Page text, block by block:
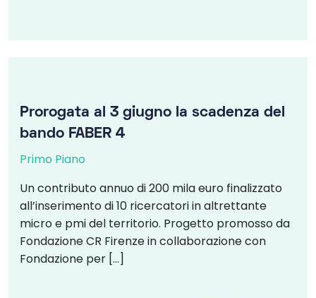
Prorogata al 3 giugno la scadenza del
bando FABER 4
Primo Piano
Un contributo annuo di 200 mila euro finalizzato
all’inserimento di 10 ricercatori in altrettante
micro e pmi del territorio. Progetto promosso da
Fondazione CR Firenze in collaborazione con
Fondazione per […]